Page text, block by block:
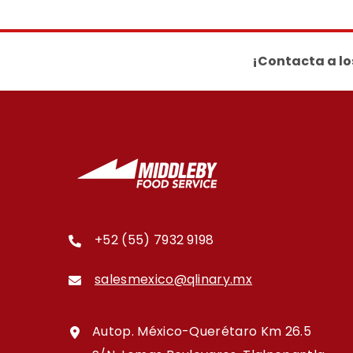
¡Contacta a
+52 (55) 7932 9198
salesmexico@qlinary.mx
Autop. México-Querétaro Km 26.5